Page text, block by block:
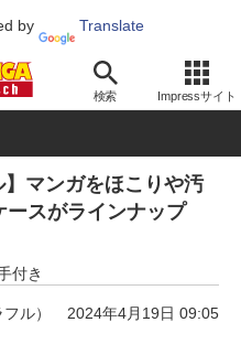
by Translate
検索 Impressサイト
】マンガをほこりや汚
スがラインナップ
付き
ル） 2024年4月19日 09:05